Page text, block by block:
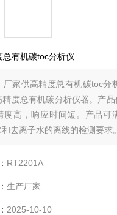
总有机碳toc分析仪
厂家供高精度总有机碳toc分
精度总有机碳分析仪器。产
度高，响应时间短。产品可
去离子水的离线的检测要求。
RT2201A
生产厂家
2025-10-10